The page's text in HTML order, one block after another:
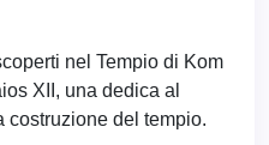
nel Tempio di Kom
XII, una dedica al
costruzione del tempio.